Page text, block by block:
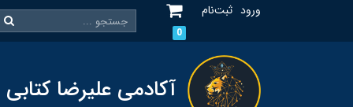
ورود ثبت‌نام
0
آکادمی علیرضا کتابی